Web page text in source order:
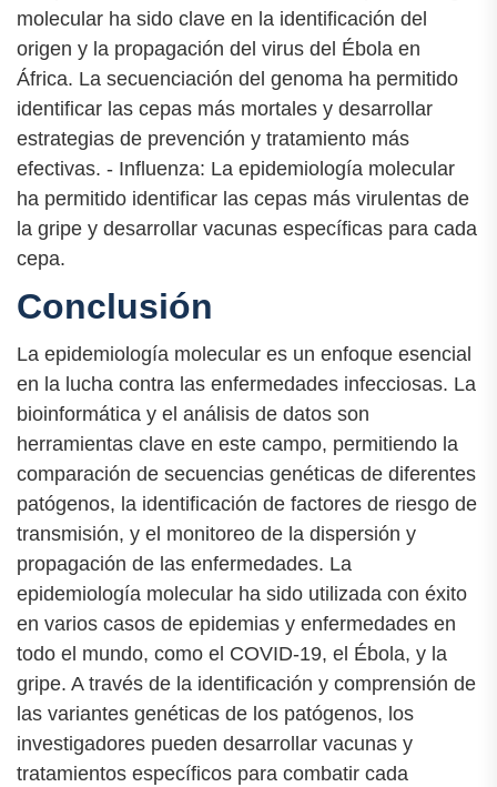
molecular ha sido clave en la identificación del
origen y la propagación del virus del Ébola en
África. La secuenciación del genoma ha permitido
identificar las cepas más mortales y desarrollar
estrategias de prevención y tratamiento más
efectivas. - Influenza: La epidemiología molecular
ha permitido identificar las cepas más virulentas de
la gripe y desarrollar vacunas específicas para cada
cepa.
Conclusión
La epidemiología molecular es un enfoque esencial
en la lucha contra las enfermedades infecciosas. La
bioinformática y el análisis de datos son
herramientas clave en este campo, permitiendo la
comparación de secuencias genéticas de diferentes
patógenos, la identificación de factores de riesgo de
transmisión, y el monitoreo de la dispersión y
propagación de las enfermedades. La
epidemiología molecular ha sido utilizada con éxito
en varios casos de epidemias y enfermedades en
todo el mundo, como el COVID-19, el Ébola, y la
gripe. A través de la identificación y comprensión de
las variantes genéticas de los patógenos, los
investigadores pueden desarrollar vacunas y
tratamientos específicos para combatir cada